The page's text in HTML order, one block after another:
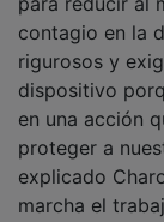
contagio en la
rigurosos y
dispositivo
en una acción
proteger a
explicado
marcha el
hasta cuatro